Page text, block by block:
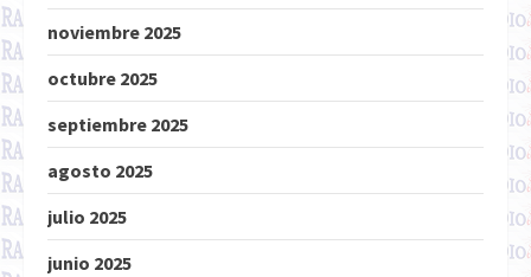
noviembre 2025
octubre 2025
septiembre 2025
agosto 2025
julio 2025
junio 2025